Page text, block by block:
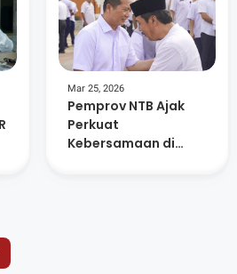
Mar 25, 2026
Pemprov NTB Ajak
Perkuat
Kebersamaan di